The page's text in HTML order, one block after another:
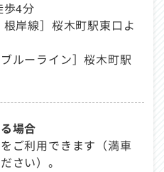
歩4分
根岸線］桜木町駅東口よ
ルーライン］桜木町駅
場合
ご利用できます（満車
さい）。